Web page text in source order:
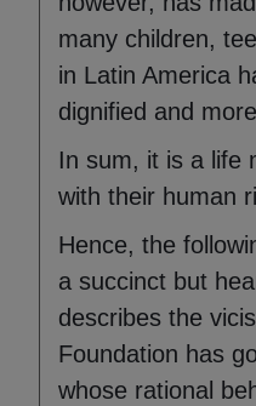
many children,
in Latin America
dignified and
In sum, it is a life
with their human
Hence, the
a succinct but
describes the
Foundation has
whose rational